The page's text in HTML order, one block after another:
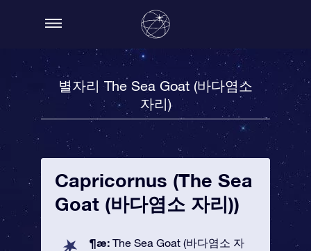
별자리 The Sea Goat (바다염소
자리)
Capricornus (The Sea
Goat (바다염소 자리))
¶æ: The Sea Goat (바다염소 자